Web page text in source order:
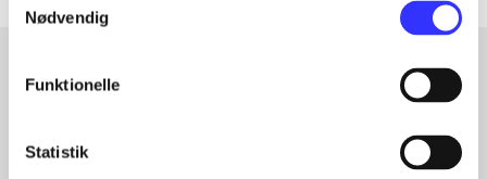
Nødvendig
Funktionelle
Statistik
Fra